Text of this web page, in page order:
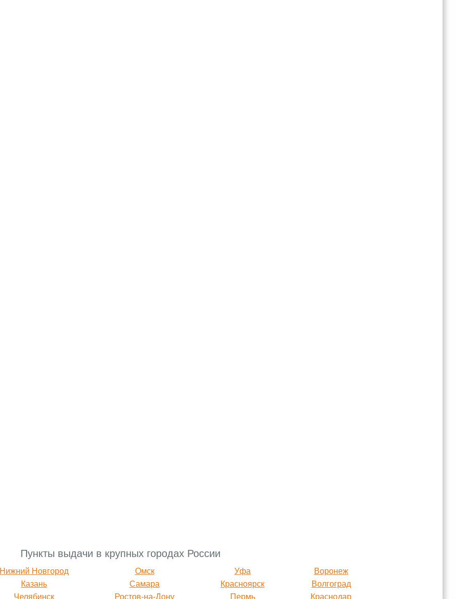
Пункты выдачи в крупных городах России
Нижний Новгород
Казань
Челябинск
Омск
Самара
Ростов-на-Дону
Уфа
Красноярск
Пермь
Воронеж
Волгоград
Краснодар